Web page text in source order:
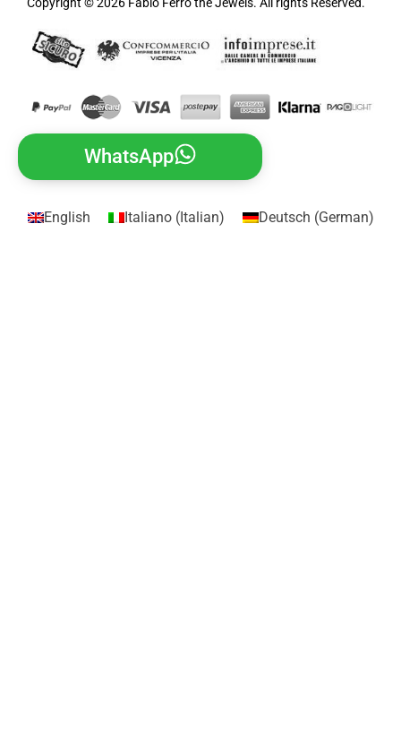
WhatsApp
English Italiano(Italian) Deutsch (German)